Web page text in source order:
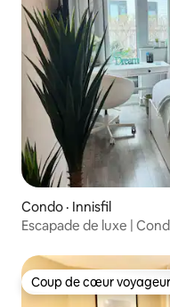
Condo · Innisfil
Escapade de luxe |
Coup de cœur
Coup de cœur